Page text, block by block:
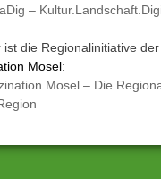
–
ist die Regionalinitiative
Mosel:
Mosel – Die